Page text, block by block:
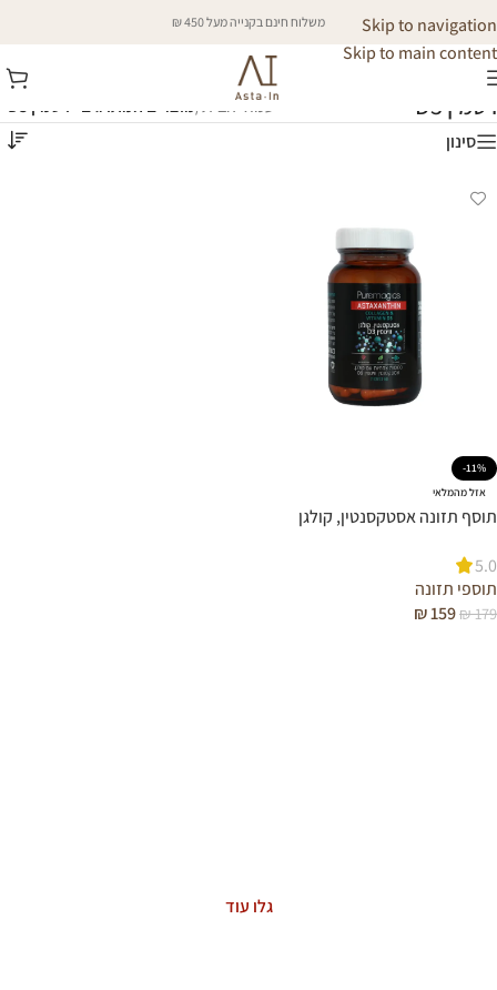
Skip to navigation
Skip to main content
משלוח חינם בקנייה מעל 450 ₪
ויטמין D3 עמוד הבית/מוצרים המתויגים “ויטמין D3”
סינון
-11%
אזל מהמלאי
תוסף תזונה אסטקסנטין, קולגן
5.0
תוספי תזונה
₪179
₪159
גלו עוד